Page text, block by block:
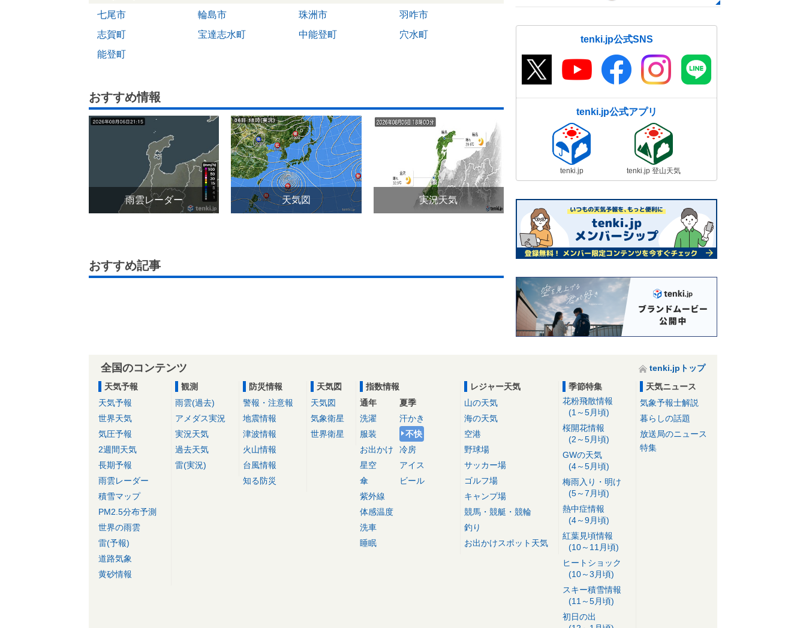
七尾市
輪島市 珠洲市
羽咋市
志賀町
宝達志水町 中能登町
穴水町
能登町
おすすめ情報
雨雲レーダー 天気図 実況天気
おすすめ記事
tenki.jp公式SNS
tenki.jp公式アプリ
tenki.jp tenki.jp 登山天気
全国のコンテンツ
tenki.jpトップ
天気予報
天気予報
世界天気
気圧予報
2週間天気
長期予報
雨雲レーダー
積雪マップ
PM2.5分布予測
世界の雨雲
雷(予報)
道路気象
黄砂情報
観測
雨雲(過去)
アメダス実況
実況天気
過去天気
雷(実況)
防災情報
警報・注意報
地震情報
津波情報
火山情報
台風情報
知る防災
天気図
天気図
気象衛星
世界衛星
指数情報
通年
洗濯
服装
お出かけ
星空
傘
紫外線
体感温度
洗車
睡眠
夏季
汗かき
不快
冷房
アイス
ビール
レジャー天気
山の天気
海の天気
空港
野球場
サッカー場
ゴルフ場
キャンプ場
競馬・競艇・競輪
釣り
お出かけスポット天気
季節特集
花粉飛散情報
(1～5月頃)
桜開花情報
(2～5月頃)
GWの天気
(4～5月頃)
梅雨入り・明け
(5～7月頃)
熱中症情報
(4～9月頃)
紅葉見頃情報
(10～11月頃)
ヒートショック
(10～3月頃)
スキー積雪情報
(11～5月頃)
初日の出
天気ニュース
気象予報士解説
暮らしの話題
放送局のニュース
特集